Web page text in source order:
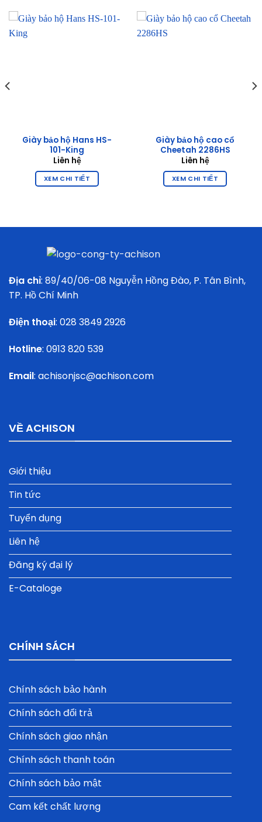
Giày bảo hộ Hans HS-
101-King
Liên hệ
XEM CHI TIẾT
Giày bảo hộ cao cổ
Cheetah 2286HS
Liên hệ
XEM CHI TIẾT
Địa chỉ: 89/40/06-08 Nguyễn Hồng Đào, P. Tân Bình,
TP. Hồ Chí Minh
Điện thoại: 028 3849 2926
Hotline: 0913 820 539
Email: achisonjsc@achison.com
VỀ ACHISON
Giới thiệu
Tin tức
Tuyển dụng
Liên hệ
Đăng ký đại lý
E-Cataloge
CHÍNH SÁCH
Chính sách bảo hành
Chính sách đổi trả
Chính sách giao nhận
Chính sách thanh toán
Chính sách bảo mật
Cam kết chất lượng